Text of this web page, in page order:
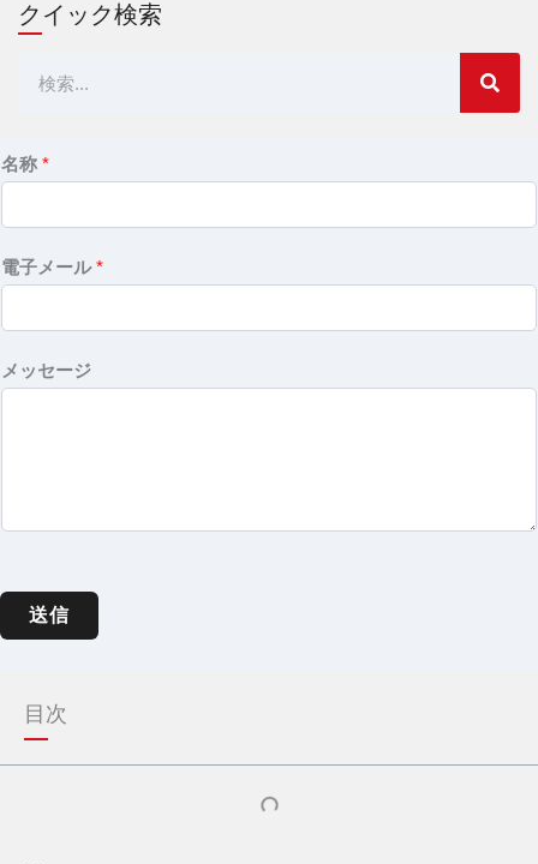
クイック検索
名称 *
電子メール*
メッセージ
送信
目次